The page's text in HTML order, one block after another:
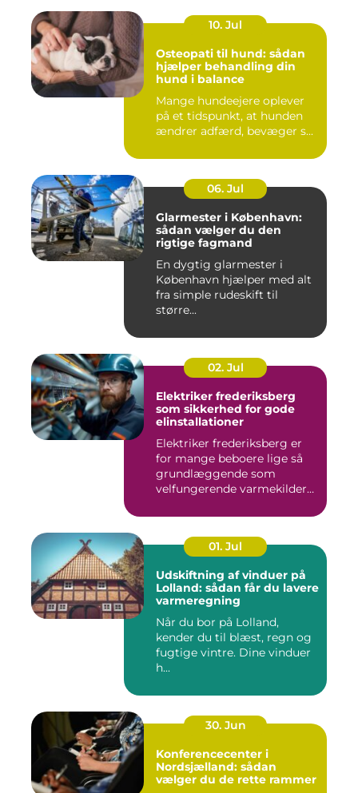
10. Jul
Osteopati til hund: sådan
hjælper behandling din
hund i balance
Mange hundeejere oplever
på et tidspunkt, at hunden
ændrer adfærd, bevæger s...
06. Jul
Glarmester i København:
sådan vælger du den
rigtige fagmand
En dygtig glarmester i
København hjælper med alt
fra simple rudeskift til
større...
02. Jul
Elektriker frederiksberg
som sikkerhed for gode
elinstallationer
Elektriker frederiksberg er
for mange beboere lige så
grundlæggende som
velfungerende varmekilder
01. Jul
Udskiftning af vinduer på
Lolland: sådan får du lavere
varmeregning
Når du bor på Lolland,
kender du til blæst, regn og
fugtige vintre. Dine vinduer
h...
30. Jun
Konferencecenter i
Nordsjælland: sådan
vælger du de rette rammer